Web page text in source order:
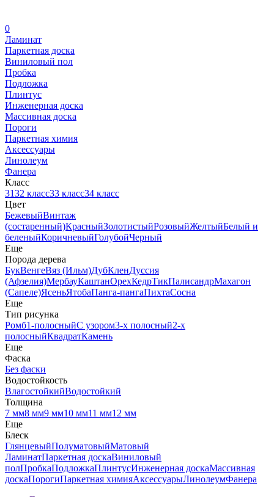
0
Ламинат
Паркетная доска
Виниловый пол
Пробка
Подложка
Плинтус
Инженерная доска
Массивная доска
Пороги
Паркетная химия
Аксессуары
Линолеум
Фанера
Класс
3132 класс33 класс34 класс
Цвет
БежевыйВинтаж
(состаренный)КрасныйЗолотистыйРозовыйЖелтыйБелый и
беленыйКоричневыйГолубойЧерный
Еще
Порода дерева
БукВенгеВяз (Ильм)ДубКленДуссия
(Афзелия)МербауКаштанОрехКедрТикПалисандрМахагон
(Сапеле)ЯсеньЯтобаПанга-пангаПихтаСосна
Еще
Тип рисунка
Ромб1-полосныйС узором3-х полосный2-х
полосныйКвадратКамень
Еще
Фаска
Без фаски
Водостойкость
ВлагостойкийВодостойкий
Толщина
7 мм8 мм9 мм10 мм11 мм12 мм
Еще
Блеск
ГлянцевыйПолуматовыйМатовый
ЛаминатПаркетная доскаВиниловый
полПробкаПодложкаПлинтусИнженерная доскаМассивная
доскаПорогиПаркетная химияАксессуарыЛинолеумФанера